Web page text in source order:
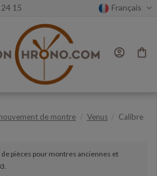
15 Français
account_circle shopping_bag
de montre Venus
Calibre
de pièces pour montres anciennes et